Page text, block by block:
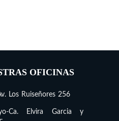
OFICINAS
Los Ruiseñores 256
Ca. Elvira Garcia y